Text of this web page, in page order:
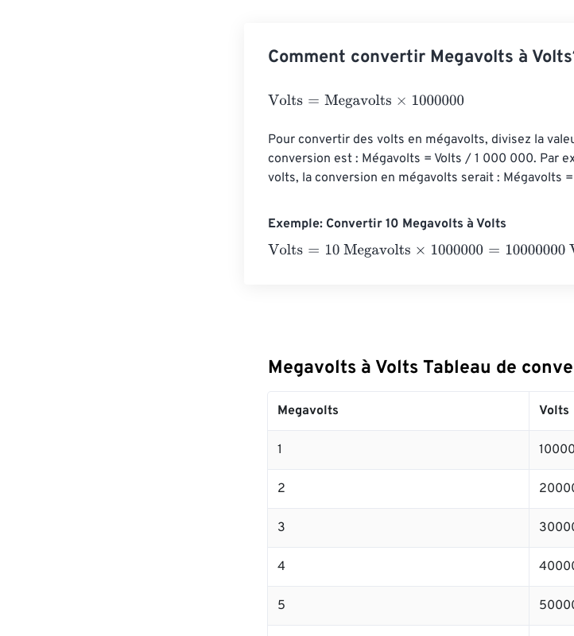
Comment convertir Megavolts à
Volts= Megavolts×1000000
Pour convertir des volts en mégavolts, divisez la
conversion est : Mégavolts = Volts / 1 000 000. Par
volts, la conversion en mégavolts serait : Mégavolts
Exemple: Convertir 10 Megavolts à Volts
Volts= 10 Megavolts×1000000=10000000 Volts
Megavolts à Volts Tableau de
Megavolts Volts
1
2
3
4
5